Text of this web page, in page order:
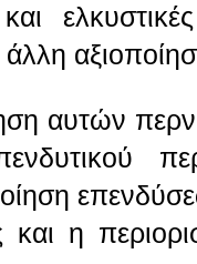
άλλη
αυτών
και η